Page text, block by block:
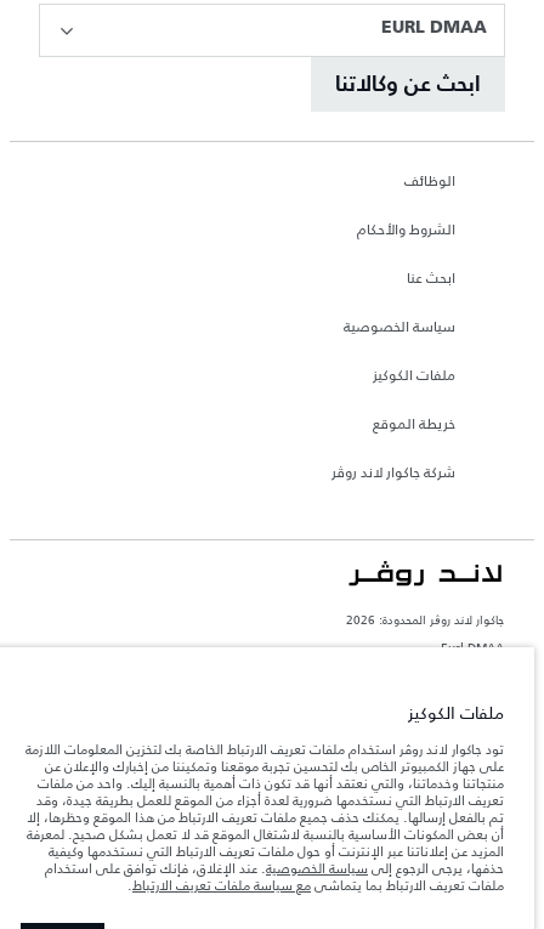
EURL DMAA
ابحث عن وكالاتنا
الوظائف
الشروط والأحكام
ابحث عنا
سياسة الخصوصية
ملفات الكوكيز
خريطة الموقع
شركة جاكوار لاند روڤر
جاكوار لاند روڨر المحدودة: 2026
Eurl DMAA
والحد الأقصى لأحمال المحور عند تحميل السيارة بالإكسسوارات والركاب والسوائل والوقود
المعلومات والمواصفات والأسعار والألوان المذكورة على هذا الموقع قد تختلف من بلد إلى
آخر، كما أنّها قد تتغير بدون إشعار مسبق. الرجاء التواصل مع وكيلنا المحلي للتأكد من توفّرها
والتحقق من الأسعار.
ملاحظة مهمة حول الصور والمواصفات. إن النقص العالمي في أشباه الموصلات يؤثر حاليًا
في مواصفات تصميم السيارات وتوفر الخيارات وتوقيتات التصاميم. هذا ظرف ديناميكي
للغاية، ونتيجة لذلك، قد لا تمثّل الصور المستخدَمة ضمن موقع الويب حاليًا المواصفات الحالية
بالكامل بالنسبة إلى الميزات والخيارات والحلية ومجموعات الألوان. يرجى استشارة وكيلك الذي
ملفات الكوكيز
تود جاكوار لاند روڤر استخدام ملفات تعريف الارتباط الخاصة بك لتخزين المعلومات اللازمة
على جهاز الكمبيوتر الخاص بك لتحسين تجربة موقعنا وتمكيننا من إخبارك والإعلان عن
منتجاتنا وخدماتنا، والتي نعتقد أنها قد تكون ذات أهمية بالنسبة إليك. واحد من ملفات
تعريف الارتباط التي نستخدمها ضرورية لعدة أجزاء من الموقع للعمل بطريقة جيدة، وقد
تم بالفعل إرسالها. يمكنك حذف جميع ملفات تعريف الارتباط من هذا الموقع وحظرها، إلا
أن بعض المكونات الأساسية بالنسبة لاشتغال الموقع قد لا تعمل بشكل صحيح. لمعرفة
المزيد عن إعلاناتنا عبر الإنترنت أو حول ملفات تعريف الارتباط التي نستخدمها وكيفية
حذفها، يرجى الرجوع إلى سياسة الخصوصية. عند الإغلاق، فإنك توافق على استخدام
ملفات تعريف الارتباط بما يتماشىمع سياسة ملفات تعريف الارتباط.